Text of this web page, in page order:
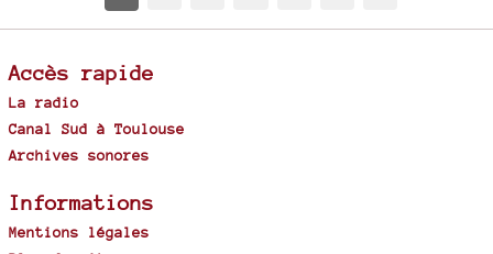
Accès rapide
La radio
Canal Sud à Toulouse
Archives sonores
Informations
Mentions légales